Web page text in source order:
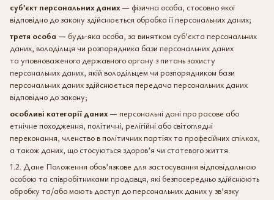
суб’єкт персональних даних — фізична особа, стосовно якої
відповідно до закону здійснюється обробка її персональних даних;
третя особа — будь-яка особа, за винятком суб’єкта персональних
даних, володільця чи розпорядника бази персональних даних
та уповноваженого державного органу з питань захисту
персональних даних, якій володільцем чи розпорядником бази
персональних даних здійснюється передача персональних даних
відповідно до закону;
особливі категорії даних — персональні дані про расове або
етнічне походження, політичні, релігійні або світоглядні
переконання, членство в політичних партіях та професійних спілках,
а також даних, що стосуються здоров’я чи статевого життя.
1.2. Дане Положення обов’язкове для застосування відповідальною
особою та співробітниками продавця, які безпосередньо здійснюють
обробку та/або мають доступ до персональних даних у зв’язку